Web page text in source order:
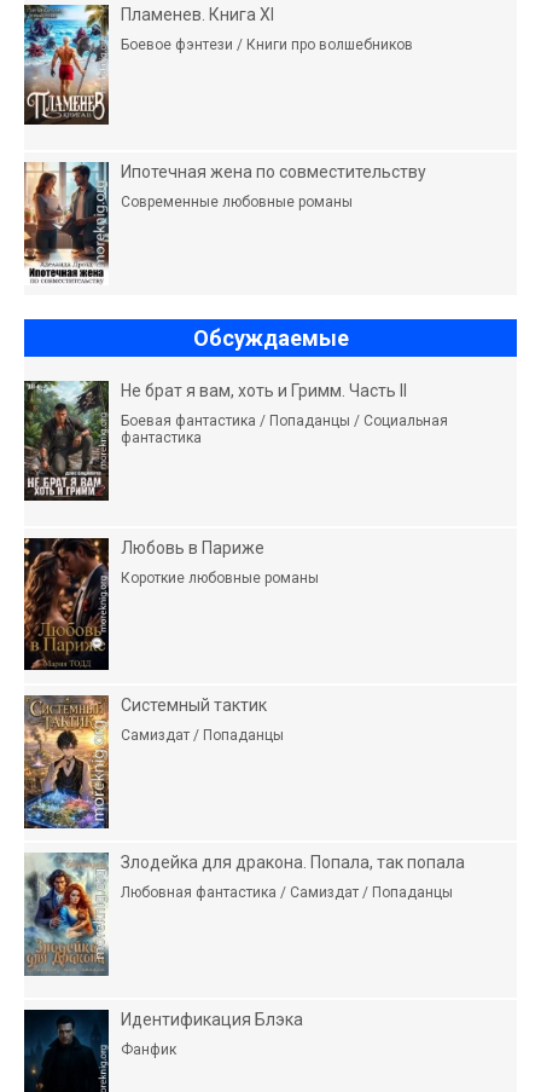
Пламенев. Книга XI
Боевое фэнтези / Книги про волшебников
Ипотечная жена по совместительству
Современные любовные романы
Обсуждаемые
Не брат я вам, хоть и Гримм. Часть II
Боевая фантастика / Попаданцы / Социальная
фантастика
Любовь в Париже
Короткие любовные романы
Системный тактик
Самиздат / Попаданцы
Злодейка для дракона. Попала, так попала
Любовная фантастика / Самиздат / Попаданцы
Идентификация Блэка
Фанфик